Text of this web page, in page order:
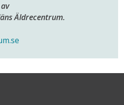
Äldrecentrum.